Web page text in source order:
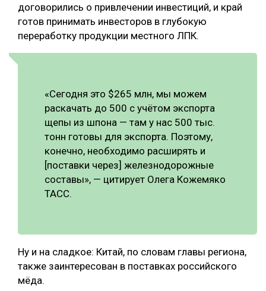
БЕЗОПАСНОЕ ПРОИЗВОДСТВО
СОРТИРОВКА ДРЕВЕСИНЫ
договорились о привлечении инвестиций, и край
готов принимать инвесторов в глубокую
переработку продукции местного ЛПК.
«Сегодня это $265 млн, мы можем
раскачать до 500 с учётом экспорта
щепы из шпона — там у нас 500 тыс.
тонн готовы для экспорта. Поэтому,
конечно, необходимо расширять и
[поставки через] железнодорожные
составы», — цитирует Олега Кожемяко
ТАСС.
Ну и на сладкое: Китай, по словам главы региона,
также заинтересован в поставках российского
мёда.